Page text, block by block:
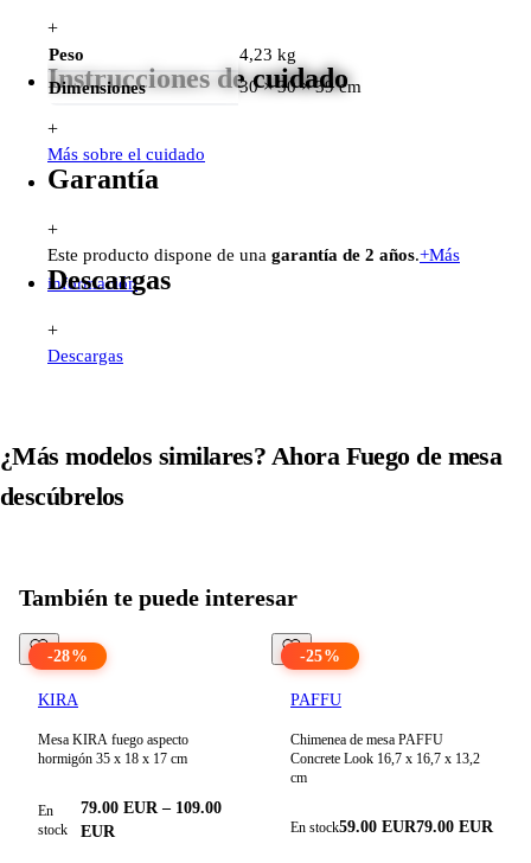
+
Peso
4,23 kg
Dimensiones
30 × 30 × 39 cm
Instrucciones de cuidado
+
Más sobre el cuidado
Garantía
+
Este producto dispone de una garantía de 2 años.+Más
información
Descargas
+
Descargas
¿Más modelos similares? Ahora Fuego de mesa
descúbrelos
También te puede interesar
-28%
KIRA
Mesa KIRA fuego aspecto
hormigón 35 x 18 x 17 cm
En
stock
79.00 EUR– 109.00
EUR
-25%
PAFFU
Chimenea de mesa PAFFU
Concrete Look 16,7 x 16,7 x 13,2
cm
En stock59.00 EUR79.00 EUR